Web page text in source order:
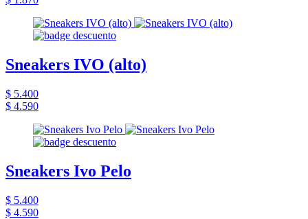
Sneakers IVO (alto)
$ 5.400
$ 4.590
Sneakers Ivo Pelo
$ 5.400
$ 4.590